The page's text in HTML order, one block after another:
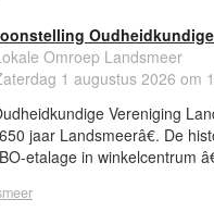
Omroep Landsmeer
1 augustus 2026 om
Vereniging
jaar Landsmeerâ€. De
etalage in winkelcentrum